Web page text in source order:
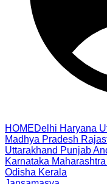
HOMEDelhi Haryana
Madhya Pradesh
Uttarakhand Punjab
Karnataka Maharashtra
Odisha Kerala